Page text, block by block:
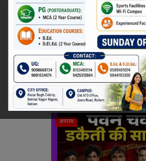
संत रविदास की 650वीं
'समरसता संकल्प अ...
Niraj Kumar Shukla Jul 29, 2026 0
संत रविदास महाराज की 650वीं जयंती
चलने वाले 'स...
अपराध